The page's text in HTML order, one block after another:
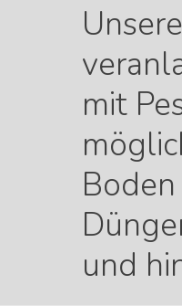
mit
und